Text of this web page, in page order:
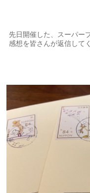
先日開催した、スーパー
感想を皆さんが返信して